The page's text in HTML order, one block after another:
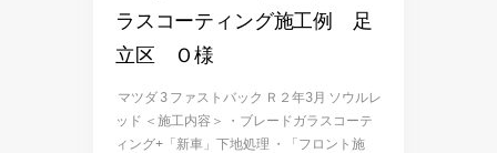
ラスコーティング施工例 足
立区 Ｏ様
マツダ 3 ファストバック Ｒ２年3月 ソウルレ
ッド ＜施工内容＞ ・ブレードガラスコーテ
ィング+「新車」下地処理 ・「フロント施